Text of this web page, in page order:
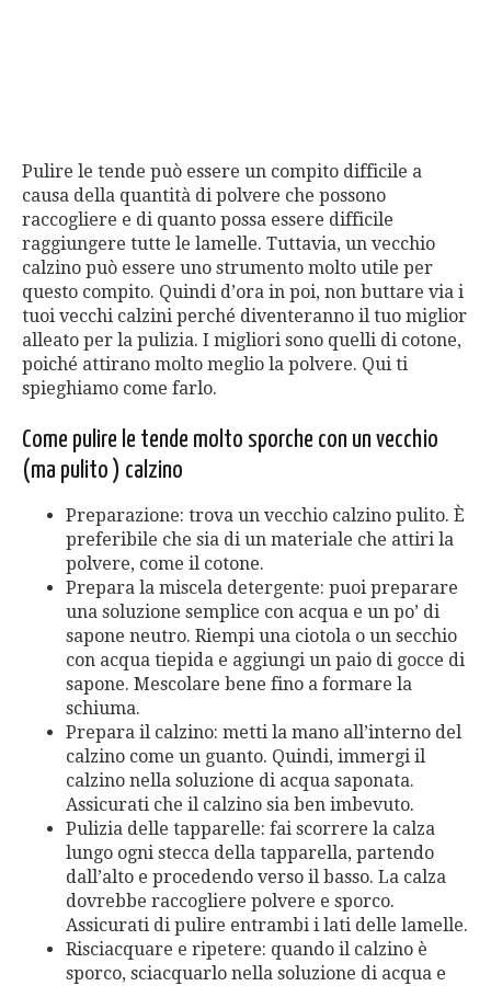
Pulire le tende può essere un compito difficile a
causa della quantità di polvere che possono
raccogliere e di quanto possa essere difficile
raggiungere tutte le lamelle. Tuttavia, un vecchio
calzino può essere uno strumento molto utile per
questo compito. Quindi d’ora in poi, non buttare via i
tuoi vecchi calzini perché diventeranno il tuo miglior
alleato per la pulizia. I migliori sono quelli di cotone,
poiché attirano molto meglio la polvere. Qui ti
spieghiamo come farlo.
Come pulire le tende molto sporche con un vecchio
(ma pulito ) calzino
Preparazione: trova un vecchio calzino pulito. È
preferibile che sia di un materiale che attiri la
polvere, come il cotone.
Prepara la miscela detergente: puoi preparare
una soluzione semplice con acqua e un po’ di
sapone neutro. Riempi una ciotola o un secchio
con acqua tiepida e aggiungi un paio di gocce di
sapone. Mescolare bene fino a formare la
schiuma.
Prepara il calzino: metti la mano all’interno del
calzino come un guanto. Quindi, immergi il
calzino nella soluzione di acqua saponata.
Assicurati che il calzino sia ben imbevuto.
Pulizia delle tapparelle: fai scorrere la calza
lungo ogni stecca della tapparella, partendo
dall’alto e procedendo verso il basso. La calza
dovrebbe raccogliere polvere e sporco.
Assicurati di pulire entrambi i lati delle lamelle.
Risciacquare e ripetere: quando il calzino è
sporco, sciacquarlo nella soluzione di acqua e